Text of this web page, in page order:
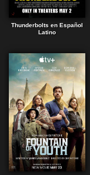
Thunderbolts en Español
Latino